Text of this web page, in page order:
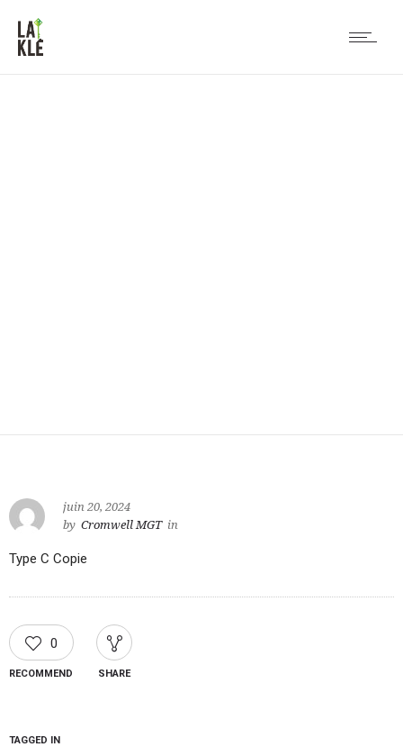
juin 20, 2024
by Cromwell MGT in
Type C Copie
0
RECOMMEND SHARE
TAGGED IN